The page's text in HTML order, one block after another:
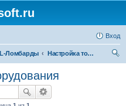
Вход
Ломбарды
Настройка торгового оборудования